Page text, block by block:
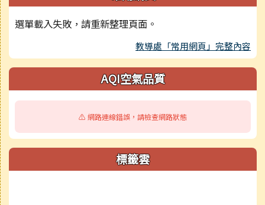
選單載入失敗，請重新整理頁面。
教導處「常用網頁」完整內容
AQI空氣品質
⚠️ 網路連線錯誤，請檢查網路狀態
標籤雲